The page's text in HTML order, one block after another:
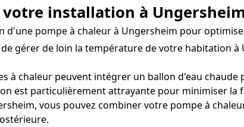
installation à
pompe à chaleur à Ungersheim pour
gérer de loin la température de votre habitation
à chaleur peuvent intégrer un ballon d'eau
est particulièrement attrayante pour minimiser la
vous pouvez combiner votre pompe à